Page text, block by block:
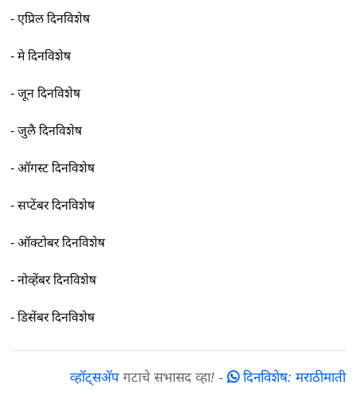
-एप्रिल दिनविशेष
-मे दिनविशेष
-जून दिनविशेष
-जुलै दिनविशेष
-ऑगस्ट दिनविशेष
-सप्टेंबर दिनविशेष
-ऑक्टोबर दिनविशेष
-नोव्हेंबर दिनविशेष
-डिसेंबर दिनविशेष
व्हॉट्सअ‍ॅपगटाचे सभासद व्हा!- दिनविशेष: मराठीमाती